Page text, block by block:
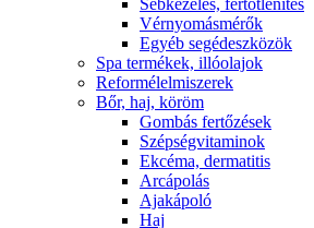
Sebkezelés, fertőtlenítés
Vérnyomásmérők
Egyéb segédeszközök
Spa termékek, illóolajok
Reformélelmiszerek
Bőr, haj, köröm
Gombás fertőzések
Szépségvitaminok
Ekcéma, dermatitis
Arcápolás
Ajakápoló
Haj